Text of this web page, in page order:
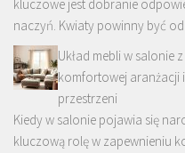
kluczowe jest dobranie
naczyń. Kwiaty powinny być
Układ mebli w salonie
komfortowej aranżacji
przestrzeni
Kiedy w salonie pojawia się
kluczową rolę w zapewnieniu